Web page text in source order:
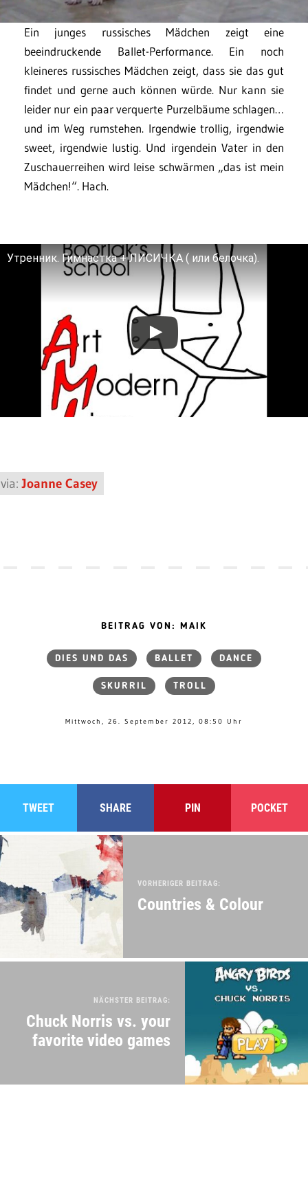
Ein junges russisches Mädchen zeigt eine
beeindruckende Ballet-Performance. Ein noch
kleineres russisches Mädchen zeigt, dass sie das gut
findet und gerne auch können würde. Nur kann sie
leider nur ein paar verquerte Purzelbäume schlagen…
und im Weg rumstehen. Irgendwie trollig, irgendwie
sweet, irgendwie lustig. Und irgendein Vater in den
Zuschauerreihen wird leise schwärmen „das ist mein
Mädchen!“. Hach.
Утренник. Гимнастка + ЛИСИЧКА ( или белочка).
via:Joanne Casey
BEITRAG VON: MAIK
DIES UND DAS BALLET DANCE
SKURRIL TROLL
Mittwoch, 26. September 2012, 08:50 Uhr
TWEET SHARE PIN POCKET
VORHERIGER BEITRAG:
Countries & Colour
NÄCHSTER BEITRAG:
Chuck Norris vs. your
favorite video games